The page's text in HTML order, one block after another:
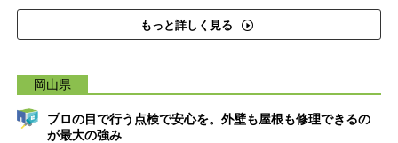
もっと詳しく見る
岡山県
プロの目で行う点検で安心を。外壁も屋根も修理できるの
が最大の強み